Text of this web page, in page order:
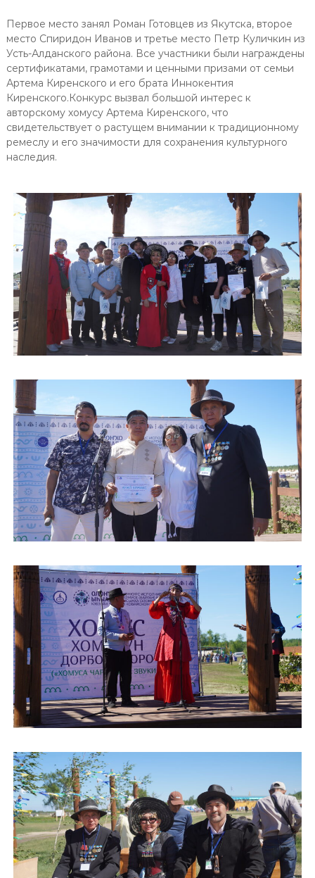
Первое место занял Роман Готовцев из Якутска, второе
место Спиридон Иванов и третье место Петр Куличкин из
Усть-Алданского района. Все участники были награждены
сертификатами, грамотами и ценными призами от семьи
Артема Киренского и его брата Иннокентия
Киренского.Конкурс вызвал большой интерес к
авторскому хомусу Артема Киренского, что
свидетельствует о растущем внимании к традиционному
ремеслу и его значимости для сохранения культурного
наследия.